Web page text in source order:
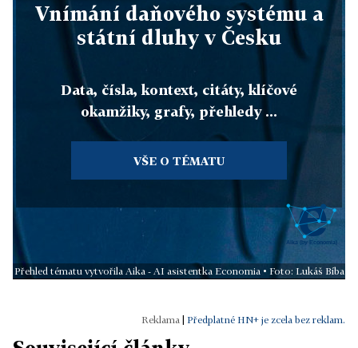
Vnímání daňového systému a
státní dluhy v Česku
Data, čísla, kontext, citáty, klíčové
okamžiky, grafy, přehledy ...
VŠE O TÉMATU
Přehled tématu vytvořila Aika - AI asistentka Economia • Foto: Lukáš Bíba
Předplatné HN+ je zcela bez reklam.